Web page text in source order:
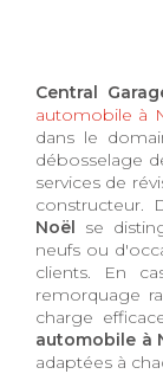
Central
automobile à
dans le
débosselage
services de
constructeur.
Noël se
neufs ou
clients. En
remorquage
charge
automobile à
adaptées à